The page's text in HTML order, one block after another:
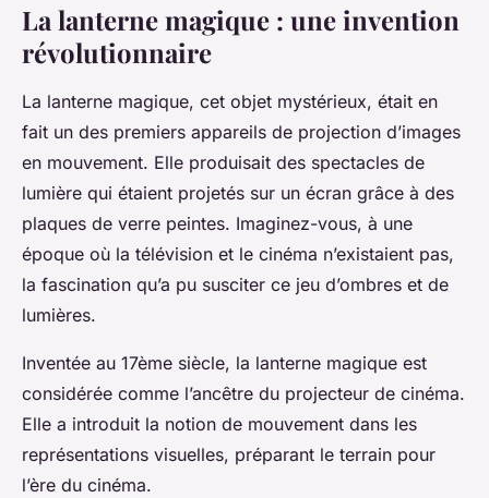
La lanterne magique : une invention
révolutionnaire
La lanterne magique, cet objet mystérieux, était en
fait un des premiers appareils de projection d’images
en mouvement. Elle produisait des spectacles de
lumière qui étaient projetés sur un écran grâce à des
plaques de verre peintes. Imaginez-vous, à une
époque où la télévision et le cinéma n’existaient pas,
la fascination qu’a pu susciter ce jeu d’ombres et de
lumières.
Inventée au 17ème siècle, la lanterne magique est
considérée comme l’ancêtre du projecteur de cinéma.
Elle a introduit la notion de mouvement dans les
représentations visuelles, préparant le terrain pour
l’ère du cinéma.